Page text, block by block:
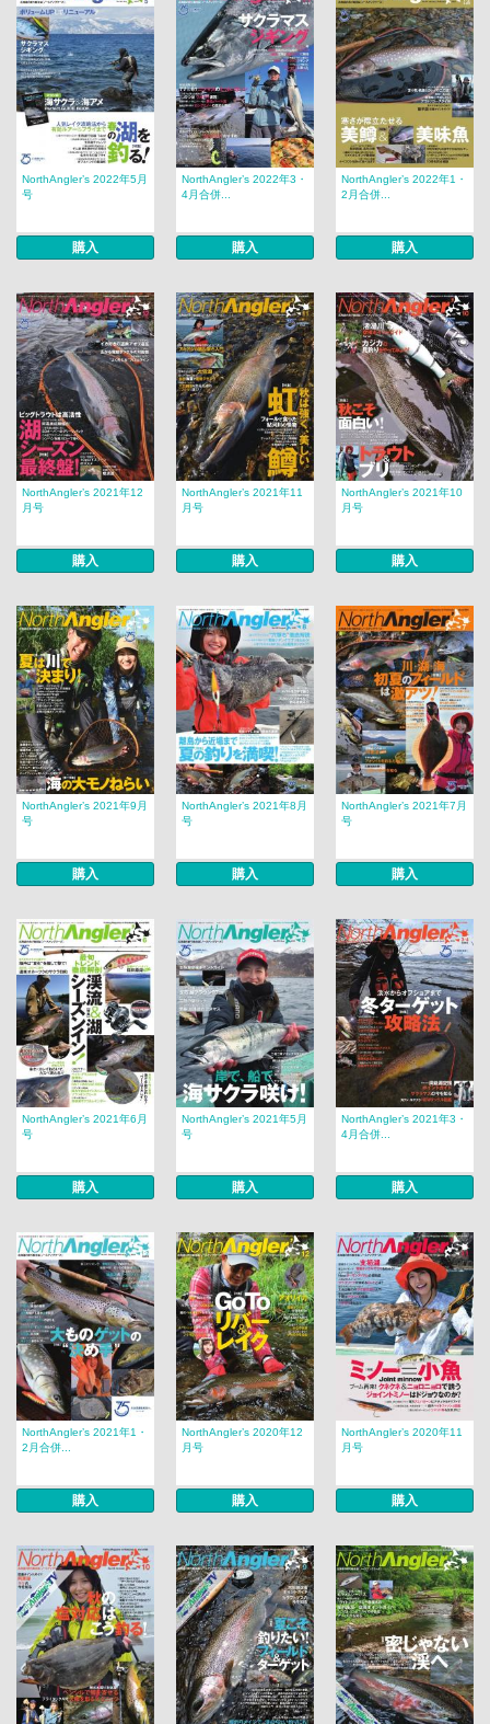
NorthAngler’s 2022年5月
号
購入
NorthAngler’s 2022年3・
4月合併...
購入
NorthAngler’s 2022年1・
2月合併...
購入
NorthAngler’s 2021年12
月号
購入
NorthAngler’s 2021年11
月号
購入
NorthAngler’s 2021年10
月号
購入
NorthAngler’s 2021年9月
号
購入
NorthAngler’s 2021年8月
号
購入
NorthAngler’s 2021年7月
号
購入
NorthAngler’s 2021年6月
号
購入
NorthAngler’s 2021年5月
号
購入
NorthAngler’s 2021年3・
4月合併...
購入
NorthAngler’s 2021年1・
2月合併...
購入
NorthAngler’s 2020年12
月号
購入
NorthAngler’s 2020年11
月号
購入